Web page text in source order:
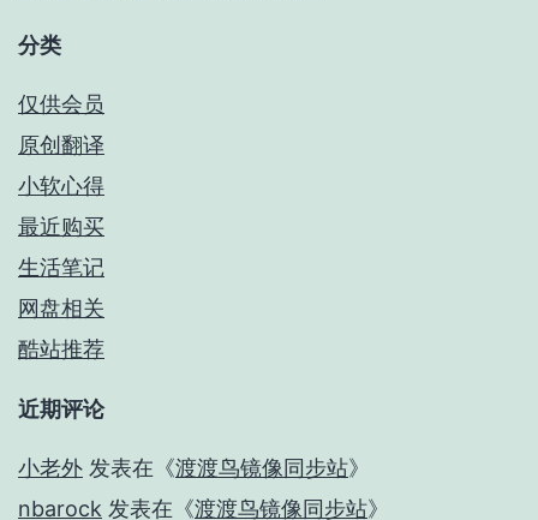
分类
仅供会员
原创翻译
小软心得
最近购买
生活笔记
网盘相关
酷站推荐
近期评论
小老外 发表在《渡渡鸟镜像同步站》
nbarock 发表在《渡渡鸟镜像同步站》